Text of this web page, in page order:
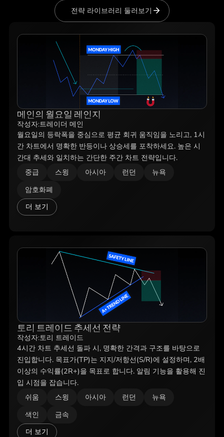
전략 라이브러리 둘러보기
메인의 월요일 레인지
작성자:트레이더 메인
월요일의 등락폭을 중심으로 평균 회귀 움직임을 노리고, 1시
간 차트에서 명확한 반등이나 상승세를 포착하세요. 높은 시
간대 추세와 일치하는 간단한 주간 차트 전략입니다.
중급 스윙 아시아 런던
뉴욕
암호화폐
더 보기
토리 트레이드 추세선 전략
작성자:토리 트레이드
4시간 차트 추세선 돌파 시, 명확한 간격과 구조를 바탕으로
진입합니다. 목표가(TP)는 지지/저항선(S/R)에 설정하며, 2배
이상의 수익률(2R+)을 목표로 합니다. 알림 기능을 활용해 진
입 시점을 잡습니다.
쉬움 스윙 아시아 런던
뉴욕
색인
금속
더 보기